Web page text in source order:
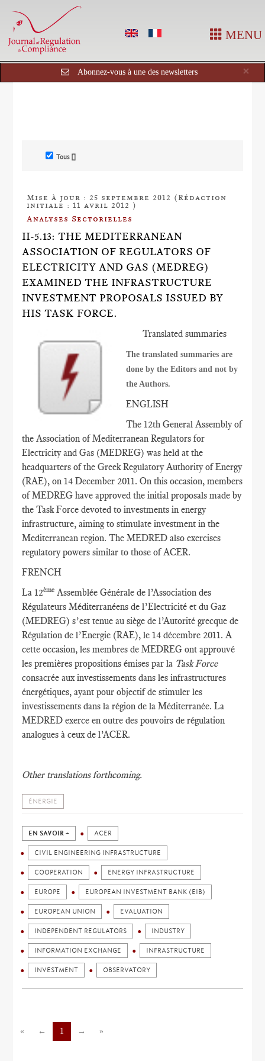
MENU
×
Abonnez-vous à une des newsletters
Tous []
Mise à jour : 25 septembre 2012 (Rédaction
initiale : 11 avril 2012 )
Analyses Sectorielles
II-5.13: THE MEDITERRANEAN
ASSOCIATION OF REGULATORS OF
ELECTRICITY AND GAS (MEDREG)
EXAMINED THE INFRASTRUCTURE
INVESTMENT PROPOSALS ISSUED BY
HIS TASK FORCE.
Translated summaries
The translated summaries are
done by the Editors and not by
the Authors.
ENGLISH
The 12th General Assembly of
the Association of Mediterranean Regulators for
Electricity and Gas (MEDREG) was held at the
headquarters of the Greek Regulatory Authority of Energy
(RAE), on 14 December 2011. On this occasion, members
of MEDREG have approved the initial proposals made by
the Task Force devoted to investments in energy
infrastructure, aiming to stimulate investment in the
Mediterranean region. The MEDRED also exercises
regulatory powers similar to those of ACER.
FRENCH
La 12ème Assemblée Générale de l’Association des
Régulateurs Méditerranéens de l’Electricité et du Gaz
(MEDREG) s’est tenue au siège de l’Autorité grecque de
Régulation de l’Energie (RAE), le 14 décembre 2011. A
cette occasion, les membres de MEDREG ont approuvé
les premières propositions émises par la Task Force
consacrée aux investissements dans les infrastructures
énergétiques, ayant pour objectif de stimuler les
investissements dans la région de la Méditerranée. La
MEDRED exerce en outre des pouvoirs de régulation
analogues à ceux de l’ACER.
Other translations forthcoming.
ÉNERGIE
EN SAVOIR + ACER
CIVIL ENGINEERING INFRASTRUCTURE
COOPERATION ENERGY INFRASTRUCTURE
EUROPE EUROPEAN INVESTMENT BANK (EIB)
EUROPEAN UNION EVALUATION
INDEPENDENT REGULATORS INDUSTRY
INFORMATION EXCHANGE INFRASTRUCTURE
INVESTMENT OBSERVATORY
« ← 1 → »